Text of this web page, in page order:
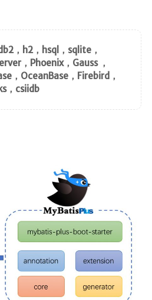
，h2，hsql，sqlite，
，Phoenix，Gauss ，
，OceanBase，Firebird，
，csiidb